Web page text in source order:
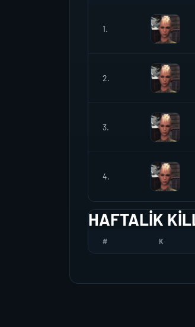
1.
2.
3.
4.
HAFTALIK
# K